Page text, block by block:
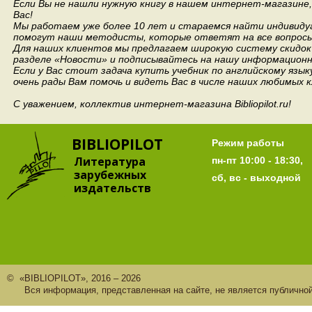
Если Вы не нашли нужную книгу в нашем интернет-
Вас!
Мы работаем уже более 10 лет и стараемся найти
помогут наши методисты, которые ответят на все
Для наших клиентов мы предлагаем широкую систему
разделе «Новости» и подписывайтесь на нашу
Если у Вас стоит задача купить учебник по английскому
очень рады Вам помочь и видеть Вас в числе наших любимых
С уважением, коллектив интернет-магазина Bibliopilot.ru!
BIBLIOPILOT
Литература
зарубежных
издательств
Режим работы
пн-пт 10:00 - 18:30,
сб, вс - выходной
© «BIBLIOPILOT», 2016 – 2026
Вся информация, представленная на сайте, не является